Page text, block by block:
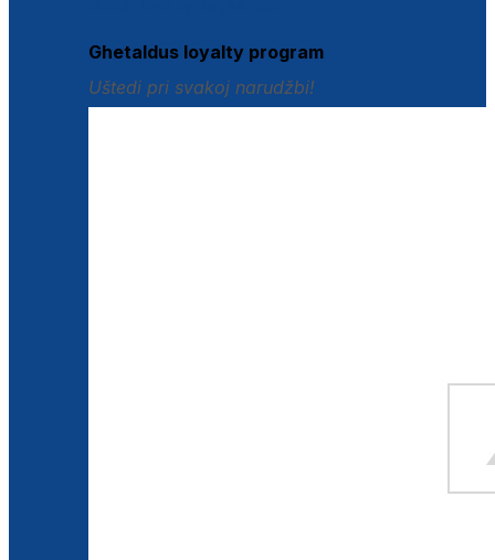
Ghetaldus loyalty program
Uštedi pri svakoj narudžbi!